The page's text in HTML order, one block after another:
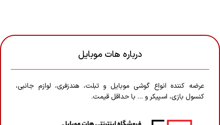
درباره هات موبایل
عرضه کننده انواع گوشی موبایل و تبلت، هندزفری، لوازم جانبی،
کنسول بازی، اسپیکر و … با حداقل قیمت.